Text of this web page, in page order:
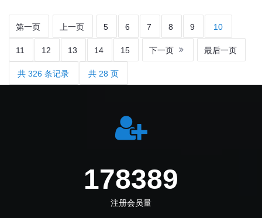
第一页 上一页 5 6 7 8 9 10
11 12 13 14 15 下一页 最后一页
共 326 条记录 共 28 页
212694
注册会员量